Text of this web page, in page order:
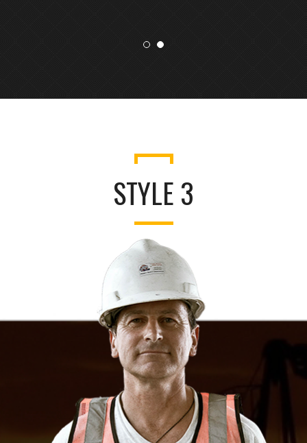
STYLE 3